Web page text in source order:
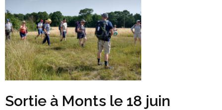
Sortie à Monts le 18 juin